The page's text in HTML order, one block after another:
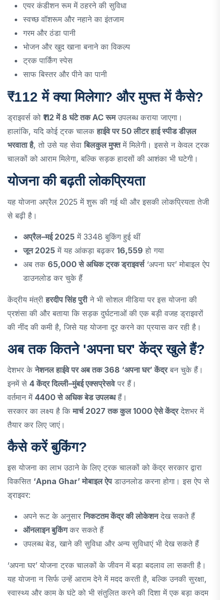
एयर कंडीशन रूम में ठहरने की सुविधा
स्वच्छ वॉशरूम और नहाने का इंतजाम
गरम और ठंडा पानी
भोजन और खुद खाना बनाने का विकल्प
ट्रक पार्किंग स्पेस
साफ बिस्तर और पीने का पानी
₹112 में क्या मिलेगा? और मुफ्त में कैसे?
ड्राइवर्स को ₹112 में 8 घंटे तक AC रूमउपलब्ध कराया जाएगा।
हालांकि, यदि कोई ट्रक चालकहाईवे पर 50 लीटर हाई स्पीड डीज़ल
भरवाता है, तो उसे यह सेवाबिलकुल मुफ्तमें मिलेगी। इससे न केवल ट्रक
चालकों को आराम मिलेगा, बल्कि सड़क हादसों की आशंका भी घटेगी।
योजना की बढ़ती लोकप्रियता
यह योजना अप्रैल 2025 में शुरू की गई थी और इसकी लोकप्रियता तेजी
से बढ़ी है।
अप्रैल–मई 2025 में 3348 बुकिंग हुई थीं
जून 2025 में यह आंकड़ा बढ़कर 16,559 हो गया
अब तक 65,000 से अधिक ट्रक ड्राइवर्स‘अपना घर’ मोबाइल ऐप
डाउनलोड कर चुके हैं
केंद्रीय मंत्रीहरदीप सिंह पुरीने भी सोशल मीडिया पर इस योजना की
प्रशंसा की और बताया कि सड़क दुर्घटनाओं की एक बड़ी वजह ड्राइवरों
की नींद की कमी है, जिसे यह योजना दूर करने का प्रयास कर रही है।
अब तक कितने 'अपना घर' केंद्र खुले हैं?
देशभर केनेशनल हाईवे पर अब तक 368 ‘अपना घर’ केंद्रबन चुके हैं।
इनमें से 4 केंद्र दिल्ली–मुंबई एक्सप्रेसवेपर हैं।
वर्तमान में 4400 से अधिक बेड उपलब्धहैं।
सरकार का लक्ष्य है किमार्च 2027 तक कुल 1000 ऐसे केंद्रदेशभर में
तैयार कर लिए जाएं।
कैसे करें बुकिंग?
इस योजना का लाभ उठाने के लिए ट्रक चालकों को केंद्र सरकार द्वारा
विकसित ‘Apna Ghar’ मोबाइल ऐपडाउनलोड करना होगा। इस ऐप से
ड्राइवर:
अपने रूट के अनुसारनिकटतम केंद्र की लोकेशनदेख सकते हैं
ऑनलाइन बुकिंगकर सकते हैं
उपलब्ध बेड, खाने की सुविधा और अन्य सुविधाएं भी देख सकते हैं
‘अपना घर’ योजना ट्रक चालकों के जीवन में बड़ा बदलाव ला सकती है।
यह योजना न सिर्फ उन्हें आराम देने में मदद करती है, बल्कि उनकी सुरक्षा,
स्वास्थ्य और काम के घंटे को भी संतुलित करने की दिशा में एक बड़ा कदम